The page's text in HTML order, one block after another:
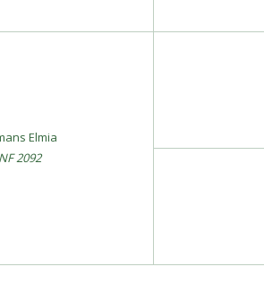
Elmia
2092